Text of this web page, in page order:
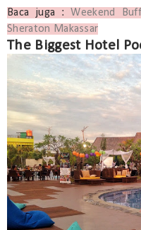
Baca juga :Weekend
Sheraton Makassar
The Biggest Hotel